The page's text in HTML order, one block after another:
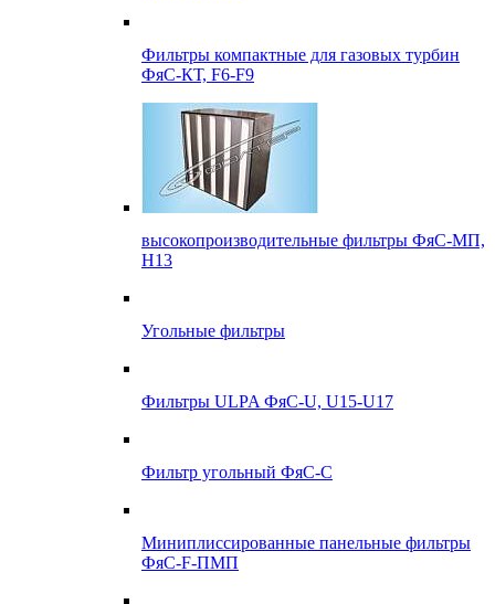
Фильтры компактные для газовых турбин
ФяС-КТ, F6-F9
высокопроизводительные фильтры ФяС-МП,
Н13
Угольные фильтры
Фильтры ULPA ФяС-U, U15-U17
Фильтр угольный ФяС-С
Миниплиссированные панельные фильтры
ФяС-F-ПМП